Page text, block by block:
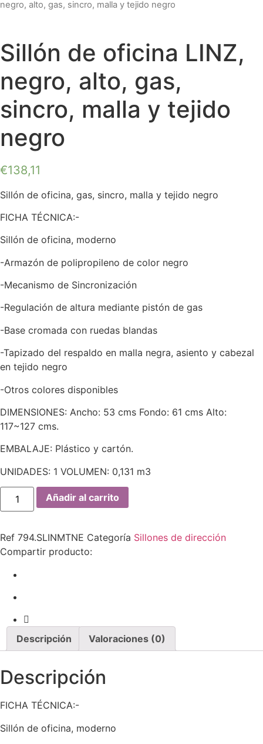
negro, alto, gas, sincro, malla y tejido negro
Sillón de oficina LINZ,
negro, alto, gas,
sincro, malla y tejido
negro
€138,11
Sillón de oficina, gas, sincro, malla y tejido negro
FICHA TÉCNICA:-
Sillón de oficina, moderno
-Armazón de polipropileno de color negro
-Mecanismo de Sincronización
-Regulación de altura mediante pistón de gas
-Base cromada con ruedas blandas
-Tapizado del respaldo en malla negra, asiento y cabezal
en tejido negro
-Otros colores disponibles
DIMENSIONES: Ancho: 53 cms Fondo: 61 cms Alto:
117~127 cms.
EMBALAJE: Plástico y cartón.
UNIDADES: 1 VOLUMEN: 0,131 m3
Cantidad
Sillón
LINZ,
negro,
alto,
sincro,
negro
Añadir al carrito
Ref 794.SLINMTNE Categoría Sillones de dirección
Compartir producto:
Descripción Valoraciones (0)
Descripción
FICHA TÉCNICA:-
Sillón de oficina, moderno